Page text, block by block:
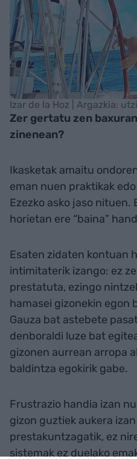
Izar de la Hoz | Argazkia:
Zer gertatu zen
zinenean?
Ikasketak amaitu
eman nuen praktikak
Ezezko asko jaso nituen.
horietan ere “baina”
Esaten zidaten kontuan
intimitaterik izango: ez
prestatuta, ezingo
hamasei gizonekin egon
Gauza bat astebete
denboraldi luze bat
gizonen aurrean arropa
baldintza egokirik gabe.
Frustrazio handia izan
gizon guztiek aukera
prestakuntzagatik, ez
sistemak ez duelako